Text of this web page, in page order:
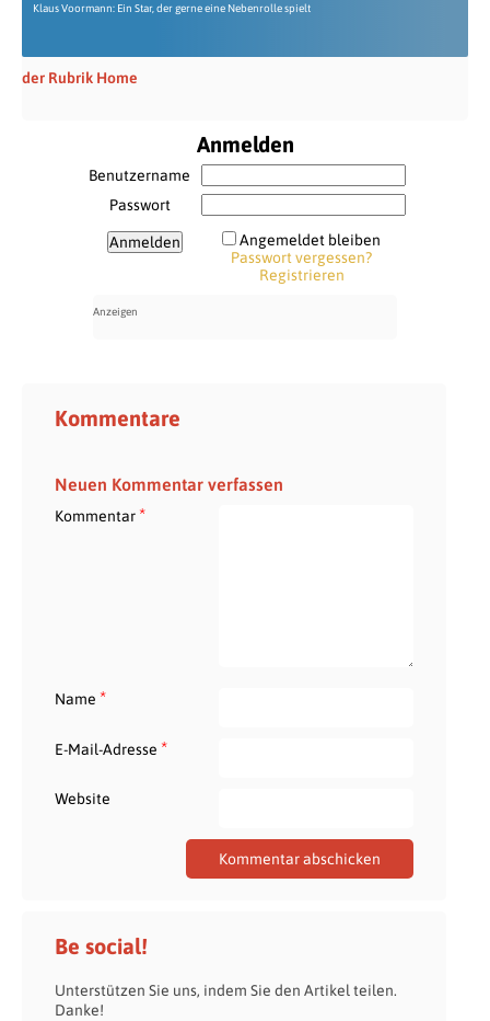
Klaus Voormann: Ein Star, der gerne eine Nebenrolle spielt
der Rubrik Home
Anmelden
Benutzername
Passwort
Angemeldet bleiben
Passwort vergessen?
Registrieren
Kommentare
Neuen Kommentar verfassen
Kommentar*
Name *
E-Mail-Adresse *
Website
Be social!
Unterstützen Sie uns, indem Sie den Artikel teilen.
Danke!